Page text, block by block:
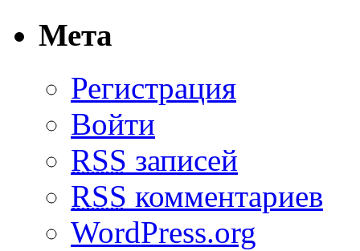
Мета
Регистрация
Войти
RSS записей
RSS комментариев
WordPress.org